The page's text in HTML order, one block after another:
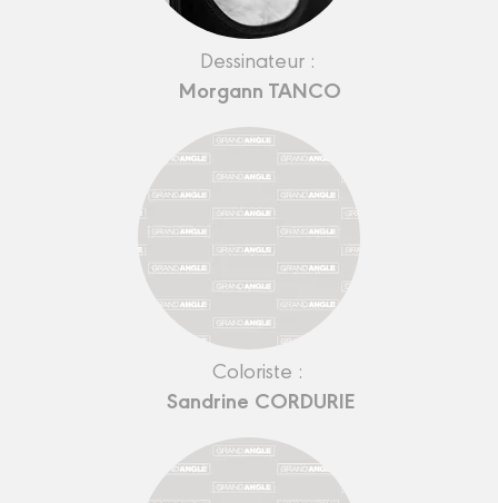
Dessinateur :
Morgann TANCO
Coloriste :
Sandrine CORDURIE